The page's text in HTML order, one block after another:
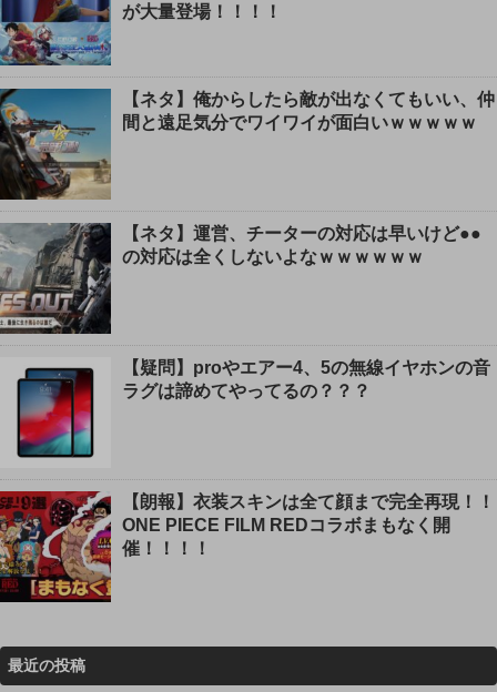
が大量登場！！！！
【ネタ】俺からしたら敵が出なくてもいい、仲
間と遠足気分でワイワイが面白いｗｗｗｗｗ
【ネタ】運営、チーターの対応は早いけど●●
の対応は全くしないよなｗｗｗｗｗｗ
【疑問】proやエアー4、5の無線イヤホンの音
ラグは諦めてやってるの？？？
【朗報】衣装スキンは全て顔まで完全再現！！
ONE PIECE FILM REDコラボまもなく開
催！！！！
最近の投稿